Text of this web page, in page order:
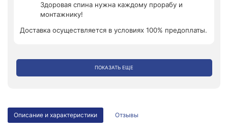
Здоровая спина нужна каждому прорабу и
монтажнику!
Доставка осуществляется в условиях 100% предоплаты.
ПОКАЗАТЬ ЕЩЕ
Описание и характеристики Отзывы